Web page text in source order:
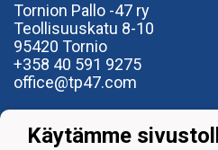
Tornion Pallo -47 ry
Teollisuuskatu 8-10
95420 Tornio
+358 40 591 9275
office@tp47.com
Käytämme